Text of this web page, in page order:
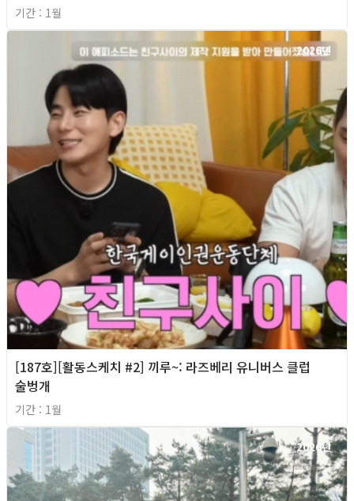
기간 : 1월
2026년
[187호][활동스케치 #2] 끼루~: 라즈베리 유니버스 클럽
술벙개
기간 : 1월
2026년